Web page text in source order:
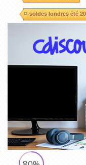
soldes londres été